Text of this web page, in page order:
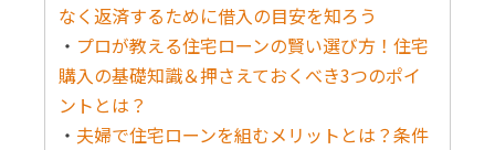
なく返済するために借入の目安を知ろう
・ プロが教える住宅ローンの賢い選び方！住宅
購入の基礎知識＆押さえておくべき3つのポイ
ントとは？
・ 夫婦で住宅ローンを組むメリットとは？条件